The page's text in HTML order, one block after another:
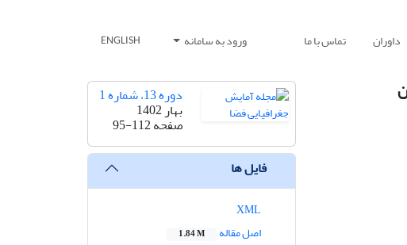
داوران تماس با ما ورود به سامانه ENGLISH
دوره 13، شماره 1
بهار 1402
صفحه95-112
فایل ها
اصل مقاله
1.84 M